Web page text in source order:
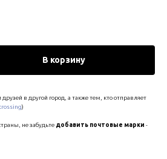
В корзину
в другой город, а также тем, кто отправляет
)
не забудьте добавить почтовые марки -